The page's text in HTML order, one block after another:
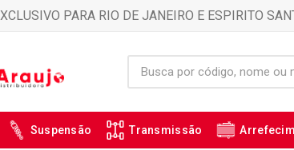
PARA RIO DE JANEIRO E ESPIRITO
Suspensão Transmissão